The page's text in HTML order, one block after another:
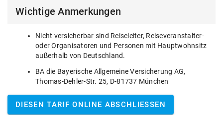
Wichtige Anmerkungen
Nicht versicherbar sind Reiseleiter, Reiseveranstalter-
oder Organisatoren und Personen mit Hauptwohnsitz
außerhalb von Deutschland.
BA die Bayerische Allgemeine Versicherung AG,
Thomas-Dehler-Str. 25, D-81737 München
DIESEN TARIF ONLINE ABSCHLIESSEN